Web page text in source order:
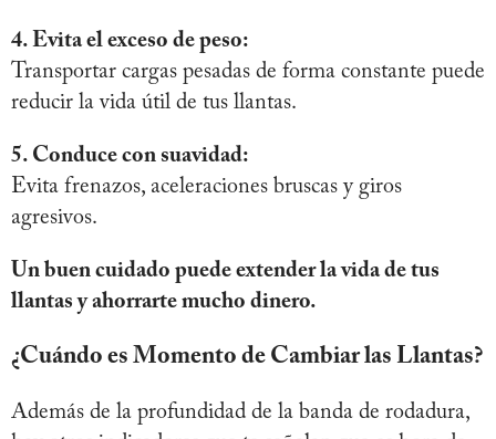
4. Evita el exceso de peso:
Transportar cargas pesadas de forma constante puede
reducir la vida útil de tus llantas.
5. Conduce con suavidad:
Evita frenazos, aceleraciones bruscas y giros
agresivos.
Un buen cuidado puede extender la vida de tus
llantas y ahorrarte mucho dinero.
¿Cuándo es Momento de Cambiar las Llantas?
Además de la profundidad de la banda de rodadura,